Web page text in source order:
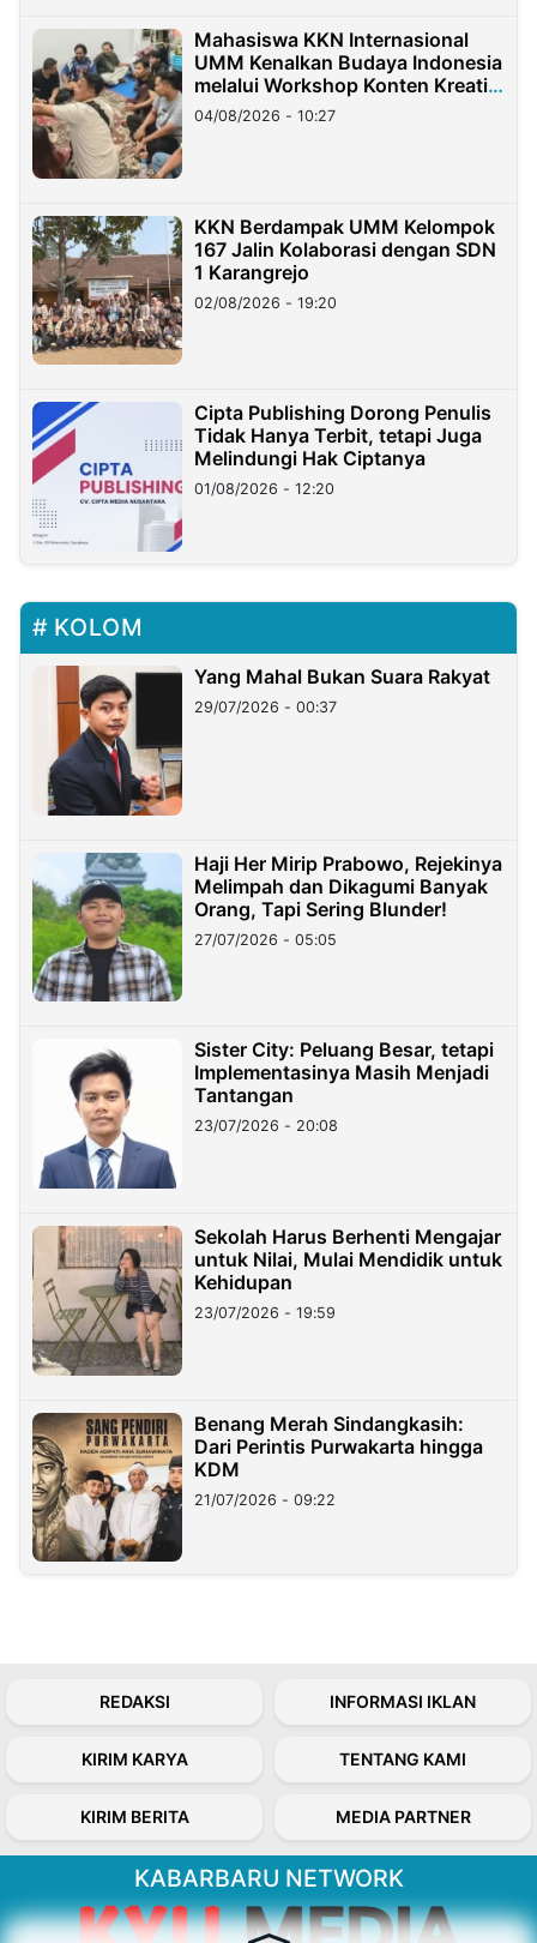
Mahasiswa KKN Internasional
UMM Kenalkan Budaya Indonesia
melalui Workshop Konten Kreatif
di Taiwan
04/08/2026 - 10:27
KKN Berdampak UMM Kelompok
167 Jalin Kolaborasi dengan SDN
1 Karangrejo
02/08/2026 - 19:20
Cipta Publishing Dorong Penulis
Tidak Hanya Terbit, tetapi Juga
Melindungi Hak Ciptanya
01/08/2026 - 12:20
KOLOM
Yang Mahal Bukan Suara Rakyat
29/07/2026 - 00:37
Haji Her Mirip Prabowo, Rejekinya
Melimpah dan Dikagumi Banyak
Orang, Tapi Sering Blunder!
27/07/2026 - 05:05
Sister City: Peluang Besar, tetapi
Implementasinya Masih Menjadi
Tantangan
23/07/2026 - 20:08
Sekolah Harus Berhenti Mengajar
untuk Nilai, Mulai Mendidik untuk
Kehidupan
23/07/2026 - 19:59
Benang Merah Sindangkasih:
Dari Perintis Purwakarta hingga
KDM
21/07/2026 - 09:22
REDAKSI INFORMASI IKLAN
KIRIM KARYA TENTANG KAMI
KIRIM BERITA MEDIA PARTNER
KABARBARU NETWORK